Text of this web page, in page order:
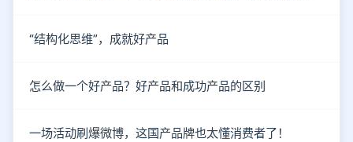
“结构化思维”，成就好产品
怎么做一个好产品？好产品和成功产品的区别
一场活动刷爆微博，这国产品牌也太懂消费者了！